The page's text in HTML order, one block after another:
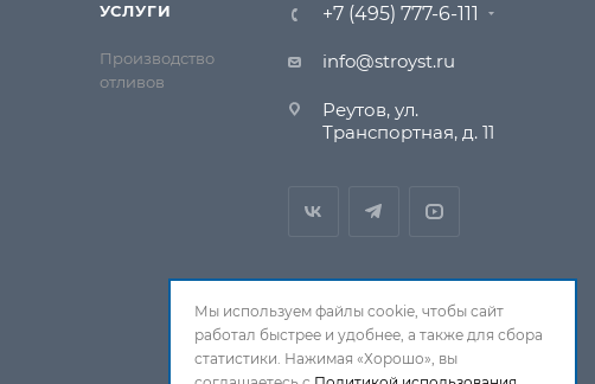
УСЛУГИ
Производство
отливов
+7 (495) 777-6-111
info@stroyst.ru
Реутов, ул.
Транспортная, д. 11
Мы используем файлы cookie, чтобы сайт
работал быстрее и удобнее, а также для сбора
статистики. Нажимая «Хорошо», вы